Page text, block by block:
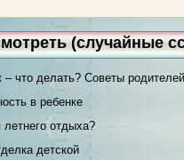
(случайные
что делать? Советы родителей
в ребенке
отдыха?
детской